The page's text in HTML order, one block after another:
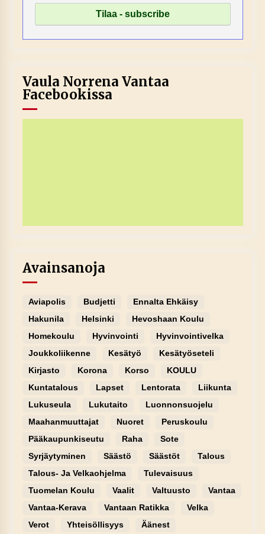
Vaula Norrena Vantaa
Facebookissa
Avainsanoja
Aviapolis Budjetti
Ennalta Ehkäisy
Hakunila
Helsinki
Hevoshaan Koulu
Homekoulu
Hyvinvointi
Hyvinvointivelka
Joukkoliikenne
Kesätyö
Kesätyöseteli
Kirjasto
Korona Korso
KOULU
Kuntatalous
Lapset Lentorata
Liikunta
Lukuseula
Lukutaito
Luonnonsuojelu
Maahanmuuttajat
Nuoret
Peruskoulu
Pääkaupunkiseutu
Raha
Sote
Syrjäytyminen
Säästö Säästöt
Talous
Talous- Ja Velkaohjelma
Tulevaisuus
Tuomelan Koulu
Vaalit Valtuusto
Vantaa
Vantaa-Kerava
Vantaan Ratikka
Velka
Verot
Yhteisöllisyys Äänest